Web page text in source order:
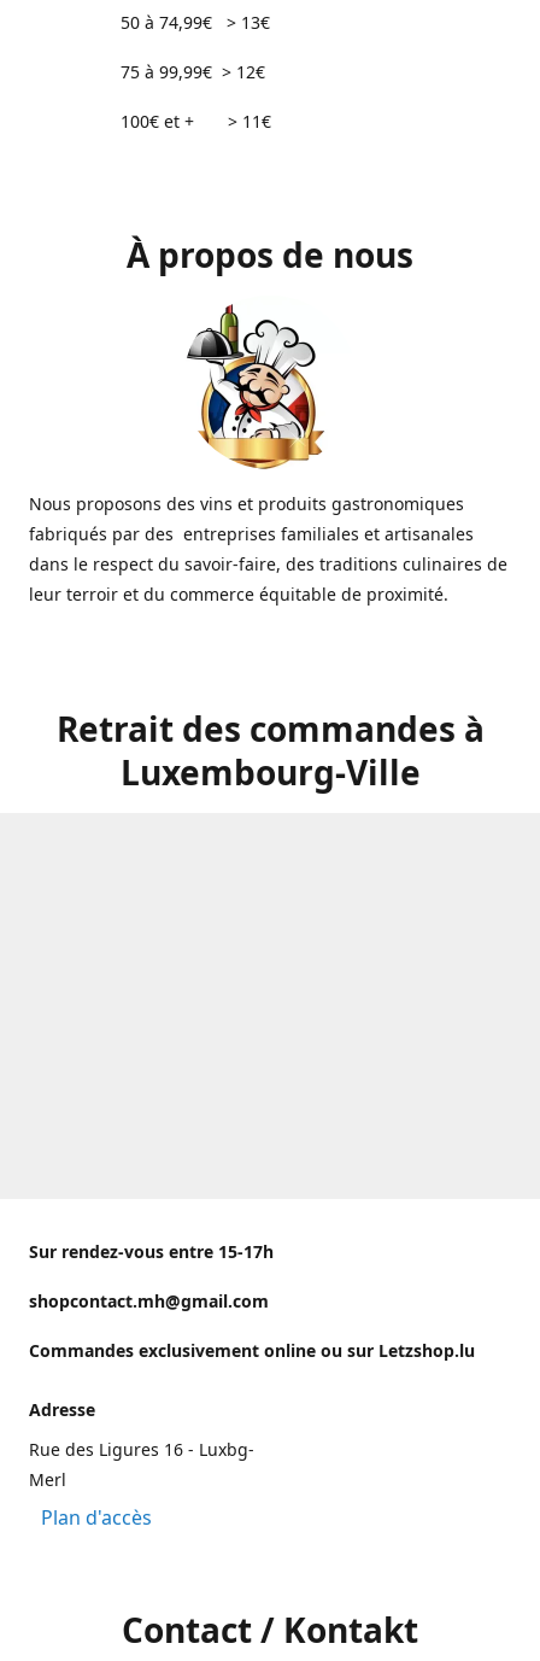
50 à 74,99€ > 13€
75 à 99,99€ > 12€
100€ et + > 11€
À propos de nous
Nous proposons des vins et produits gastronomiques
fabriqués par des entreprises familiales et artisanales
dans le respect du savoir-faire, des traditions culinaires de
leur terroir et du commerce équitable de proximité.
Retrait des commandes à
Luxembourg-Ville
Sur rendez-vous entre 15-17h
shopcontact.mh@gmail.com
Commandes exclusivement online ou sur Letzshop.lu
Adresse
Rue des Ligures 16 - Luxbg-
Merl
Plan d'accès
Contact / Kontakt